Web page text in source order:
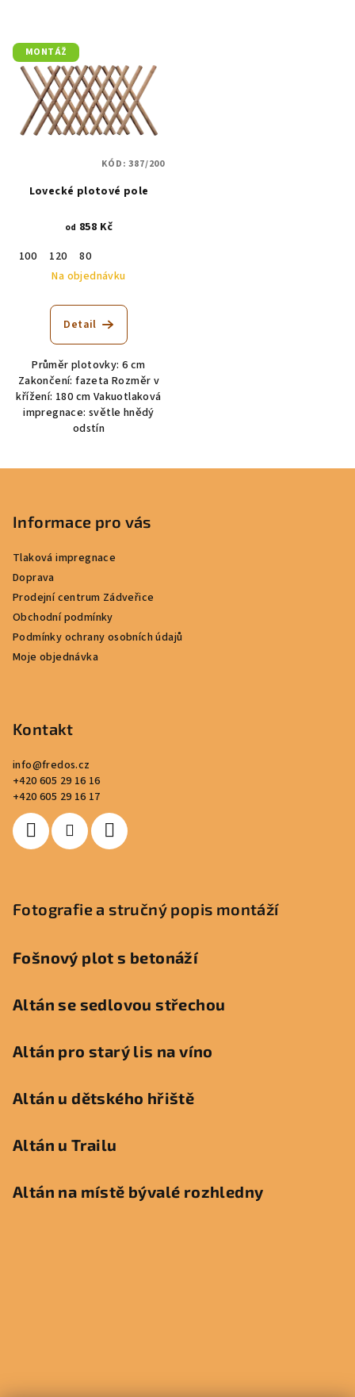
MONTÁŽ
Lovecké plotové pole
od 858 Kč
100
120
80
Na objednávku
Detail
Průměr plotovky: 6 cm
Zakončení: fazeta Rozměr v
křížení: 180 cm Vakuotlaková
impregnace: světle hnědý
odstín
KÓD:387/200
Informace pro vás
Tlaková impregnace
Doprava
Prodejní centrum Zádveřice
Obchodní podmínky
Podmínky ochrany osobních údajů
Moje objednávka
Kontakt
info@fredos.cz
+420 605 29 16 16
+420 605 29 16 17
Fotografie a stručný popis montáží
Fošnový plot s betonáží
Altán se sedlovou střechou
Altán pro starý lis na víno
Altán u dětského hřiště
Altán u Trailu
Altán na místě bývalé rozhledny